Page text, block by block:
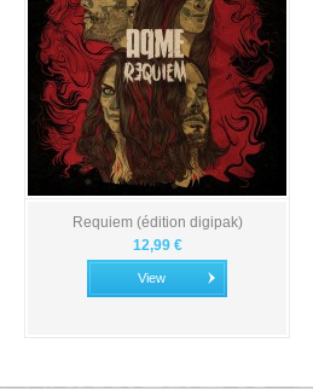
Requiem (édition digipak)
12,99 €
View